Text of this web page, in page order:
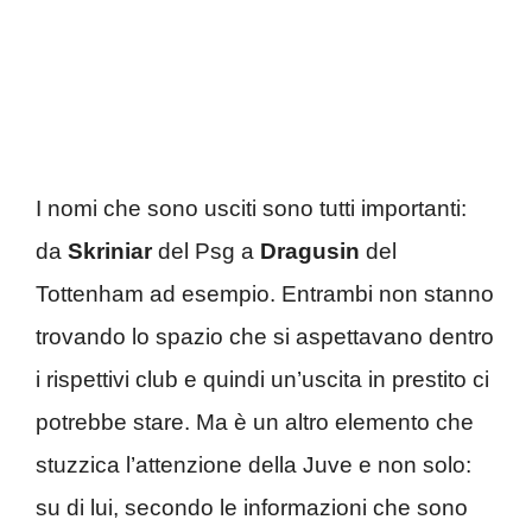
I nomi che sono usciti sono tutti importanti:
da Skriniardel Psg a Dragusin del
Tottenham ad esempio. Entrambi non stanno
trovando lo spazio che si aspettavano dentro
i rispettivi club e quindi un’uscita in prestito ci
potrebbe stare. Ma è un altro elemento che
stuzzica l’attenzione della Juve e non solo:
su di lui, secondo le informazioni che sono